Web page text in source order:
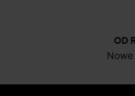
OD
Nowe